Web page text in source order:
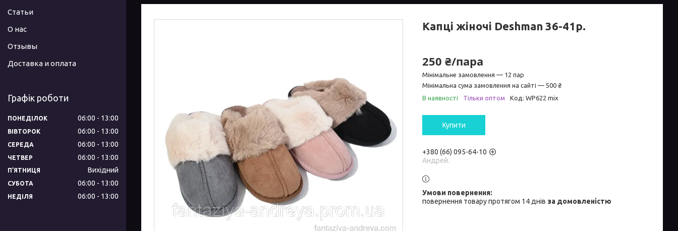
Капці жіночі Deshman 36-41р.
250 ₴/пара
Мінімальне замовлення — 12 пар
Мінімальна сума замовлення на сайті — 500 ₴
В наявності
Тільки оптом Код: WP622 mix
Купити
+380 (66) 095-64-10
Андрей.
повернення товару протягом 14 днів за домовленістю
Статьи
О нас
Отзывы
Доставка и оплата
Графік роботи
ПОНЕДІЛОК 06:00 13:00
ВІВТОРОК 06:00 13:00
СЕРЕДА 06:00 13:00
ЧЕТВЕР 06:00 13:00
ПʼЯТНИЦЯ Вихідний
СУБОТА 06:00 13:00
НЕДІЛЯ 06:00 13:00